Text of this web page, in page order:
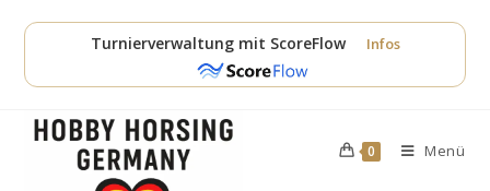
Inhalt
Turnierverwaltung mit ScoreFlow Infos
0 Menü